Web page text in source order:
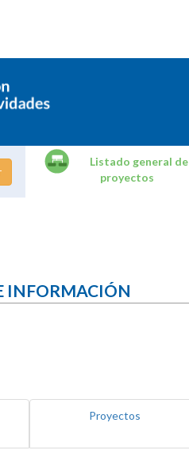
Listado general de
proyectos
INFORMACIÓN
Proyectos